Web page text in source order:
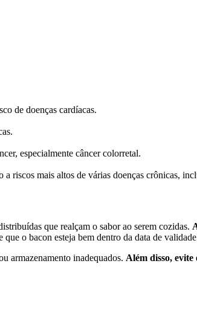
de doenças cardíacas.
especialmente câncer colorretal.
riscos mais altos de várias doenças crônicas,
que realçam o sabor ao serem cozidas.
o bacon esteja bem dentro da data de
armazenamento inadequados. Além disso,